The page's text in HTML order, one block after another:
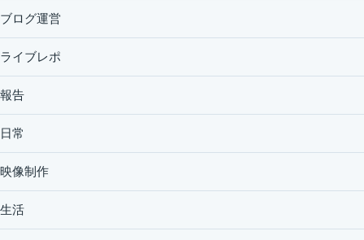
ブログ運営
ライブレポ
報告
日常
映像制作
生活